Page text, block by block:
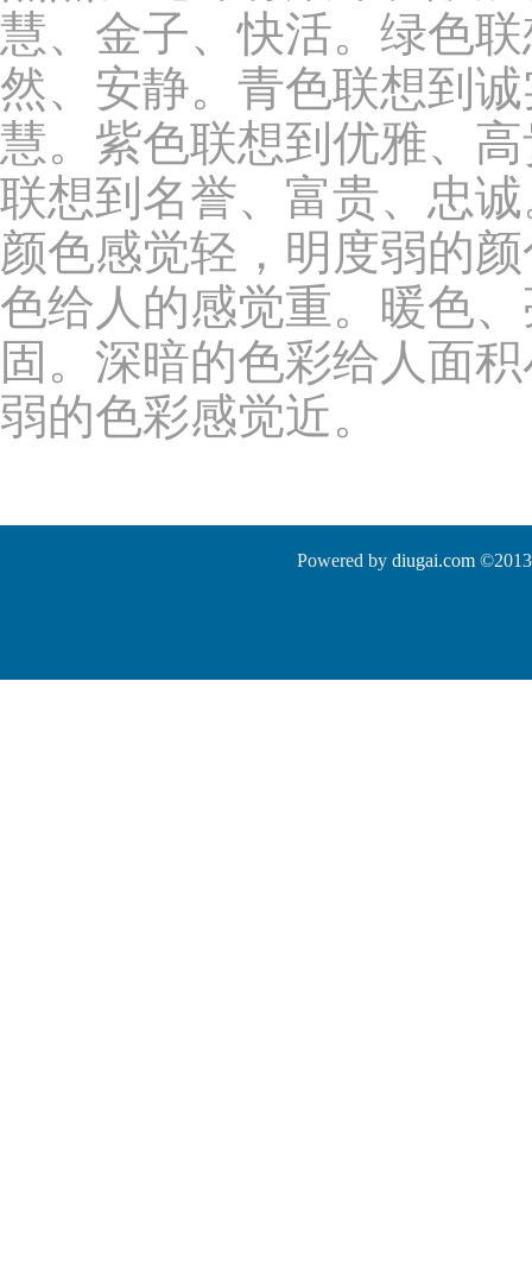
慧、金子、快活。绿色
然、安静。青色联想到
慧。紫色联想到优雅、
联想到名誉、富贵、忠
颜色感觉轻，明度弱的
色给人的感觉重。暖色
固。深暗的色彩给人面
弱的色彩感觉近。
Powered by diugai.com